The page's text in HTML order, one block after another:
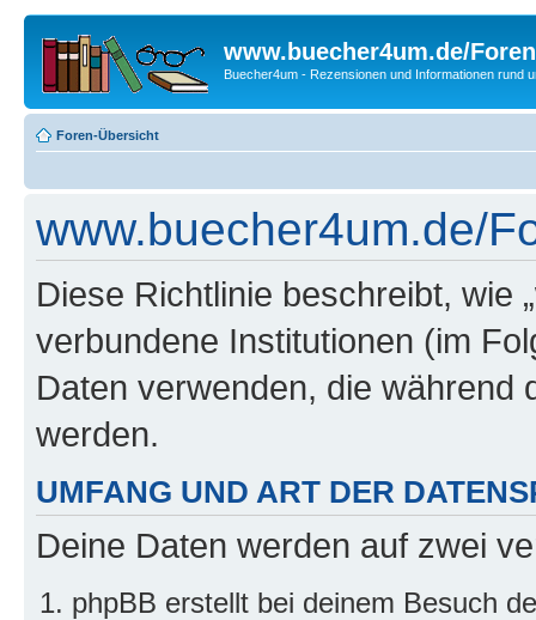
www.buecher4um.de/Foren
Buecher4um - Rezensionen und Informationen rund
Foren-Übersicht
www.buecher4um.de/
Diese Richtlinie beschreibt, wie
verbundene Institutionen (im
Daten verwenden, die während
werden.
UMFANG UND ART DER
Deine Daten werden auf zwei
phpBB erstellt bei deinem Besuch